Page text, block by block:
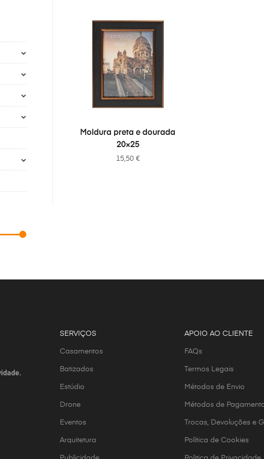
ADICIONAR
Moldura preta e dourada
20×25
15,50 €
SERVIÇOS
Casamentos
Batizados
Estúdio
Drone
Eventos
Arquitetura
APOIO AO CLIENTE
FAQs
Termos Legais
Métodos de Envio
Métodos de
Trocas, Devoluções e
Política de Cookies